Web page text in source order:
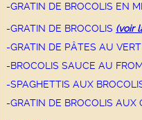
-GRATIN DE BROCOLIS EN
-GRATIN DE BROCOLIS (voir
-GRATIN DE PÂTES AU
-BROCOLIS SAUCE AU
-SPAGHETTIS AUX
-GRATIN DE BROCOLIS AUX